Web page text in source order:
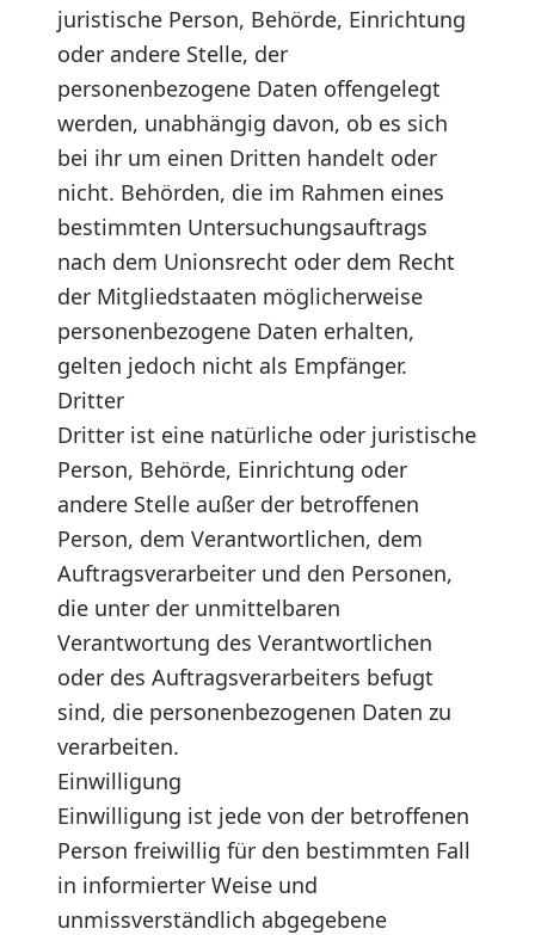
juristische Person, Behörde, Einrichtung
oder andere Stelle, der
personenbezogene Daten offengelegt
werden, unabhängig davon, ob es sich
bei ihr um einen Dritten handelt oder
nicht. Behörden, die im Rahmen eines
bestimmten Untersuchungsauftrags
nach dem Unionsrecht oder dem Recht
der Mitgliedstaaten möglicherweise
personenbezogene Daten erhalten,
gelten jedoch nicht als Empfänger.
Dritter
Dritter ist eine natürliche oder juristische
Person, Behörde, Einrichtung oder
andere Stelle außer der betroffenen
Person, dem Verantwortlichen, dem
Auftragsverarbeiter und den Personen,
die unter der unmittelbaren
Verantwortung des Verantwortlichen
oder des Auftragsverarbeiters befugt
sind, die personenbezogenen Daten zu
verarbeiten.
Einwilligung
Einwilligung ist jede von der betroffenen
Person freiwillig für den bestimmten Fall
in informierter Weise und
unmissverständlich abgegebene